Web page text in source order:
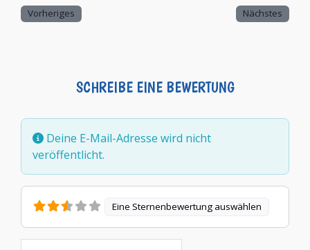
Vorheriges Nächstes
SCHREIBE EINE BEWERTUNG
Deine E-Mail-Adresse wird nicht
veröffentlicht.
Eine Sternenbewertung auswählen